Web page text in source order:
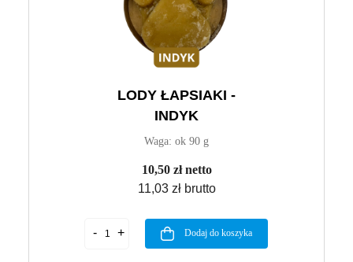
LODY ŁAPSIAKI -
INDYK
Waga: ok 90 g
10,50 zł netto
11,03 zł brutto
Dodaj do koszyka